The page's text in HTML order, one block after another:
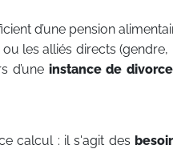
d’une pension
les alliés directs (gendre,
d’une instance de divorce
calcul : il s'agit des